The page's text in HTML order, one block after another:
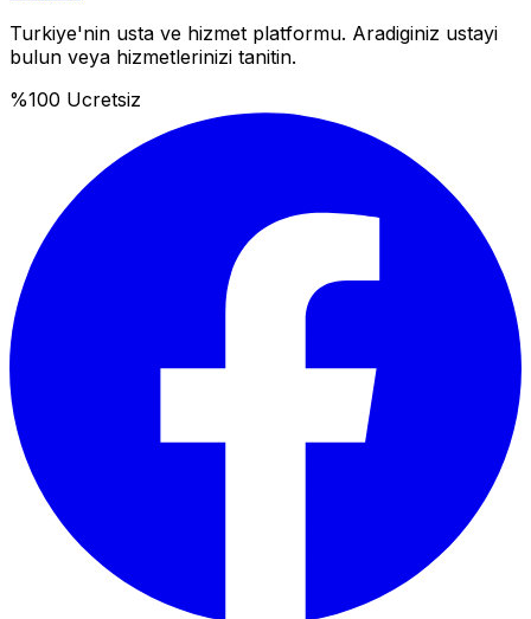
Turkiye'nin usta ve hizmet platformu. Aradiginiz ustayi
bulun veya hizmetlerinizi tanitin.
%100 Ucretsiz